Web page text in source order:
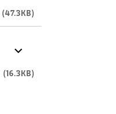
(47.3KB)
(16.3KB)